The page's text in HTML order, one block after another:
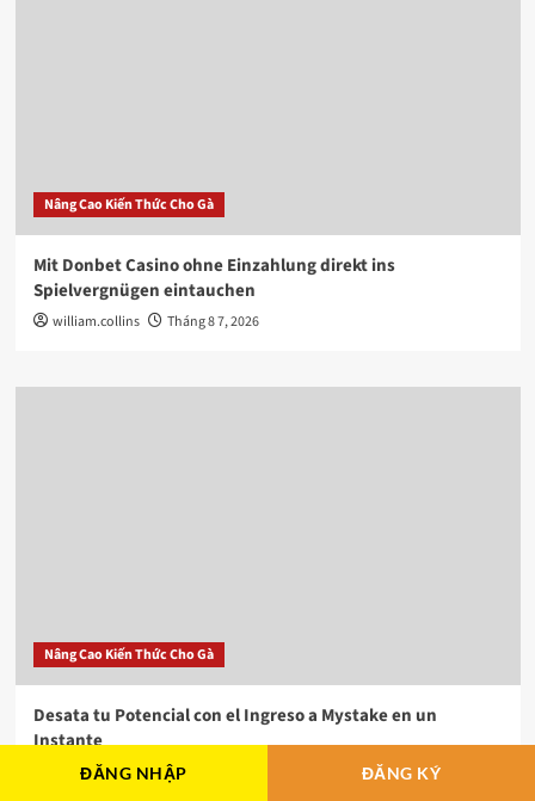
Nâng Cao Kiến Thức Cho Gà
Mit Donbet Casino ohne Einzahlung direkt ins
Spielvergnügen eintauchen
william.collins Tháng 8 7, 2026
Nâng Cao Kiến Thức Cho Gà
Desata tu Potencial con el Ingreso a Mystake en un
Instante
william.collins Tháng 8 7, 2026
ĐĂNG NHẬP ĐĂNG KÝ